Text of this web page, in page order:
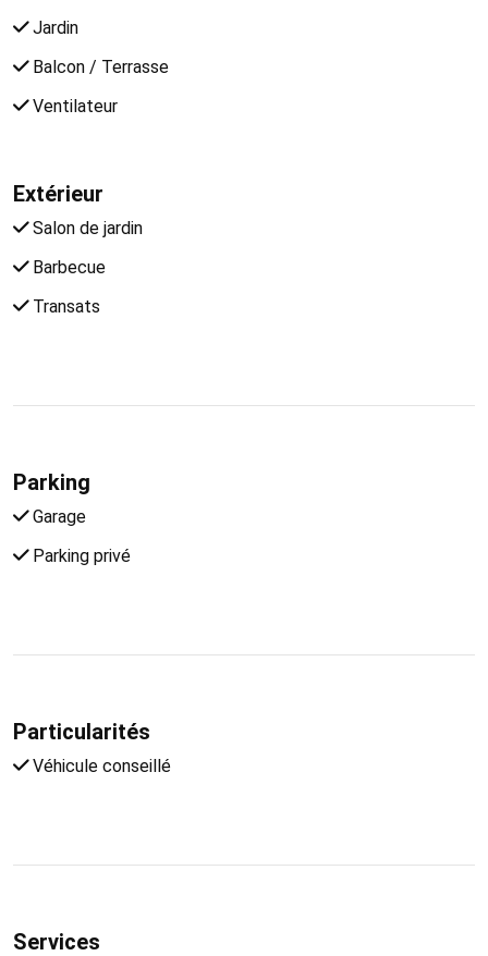
Jardin
Balcon / Terrasse
Ventilateur
Extérieur
Salon de jardin
Barbecue
Transats
Parking
Garage
Parking privé
Particularités
Véhicule conseillé
Services